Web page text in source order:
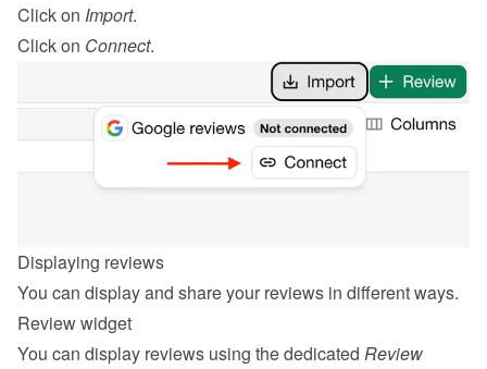
Click on Import.
Click on Connect.
Displaying reviews
You can display and share your reviews in different ways.
Review widget
You can display reviews using the dedicated Review